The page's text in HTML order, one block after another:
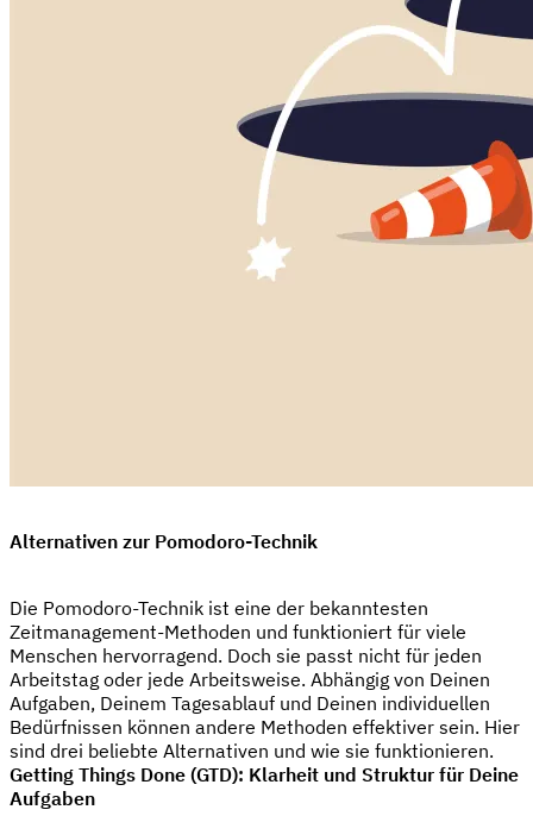
Alternativen zur Pomodoro-Technik
Die Pomodoro-Technik ist eine der bekanntesten
Zeitmanagement-Methoden und funktioniert für viele
Menschen hervorragend. Doch sie passt nicht für jeden
Arbeitstag oder jede Arbeitsweise. Abhängig von Deinen
Aufgaben, Deinem Tagesablauf und Deinen individuellen
Bedürfnissen können andere Methoden effektiver sein. Hier
sind drei beliebte Alternativen und wie sie funktionieren.
Getting Things Done (GTD): Klarheit und Struktur für Deine
Aufgaben